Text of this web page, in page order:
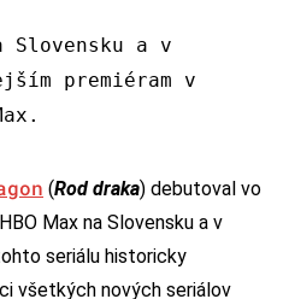
Slovensku a v
premiéram v
(Rod draka) debutoval vo
Max na Slovensku a v
seriálu historicky
všetkých nových seriálov